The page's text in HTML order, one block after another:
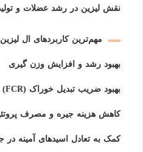
نقش لیزین در رشد عضلات و
مهم‌ترین کاربردهای ال
بهبود رشد و افزایش وزن گیری
بهبود ضریب تبدیل خوراک (FCR)
کاهش هزینه جیره و مصرف
کمک به تعادل اسیدهای آمینه در